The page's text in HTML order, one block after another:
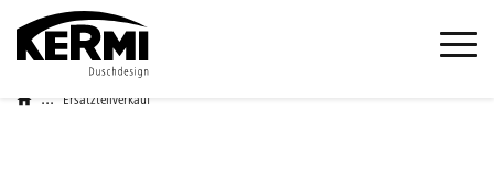
... Ersatzteilverkauf